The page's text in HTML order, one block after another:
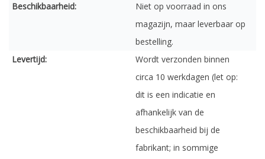
Beschikbaarheid:
Niet op voorraad in ons
magazijn, maar leverbaar op
bestelling.
Levertijd:
Wordt verzonden binnen
circa 10 werkdagen (let op:
dit is een indicatie en
afhankelijk van de
beschikbaarheid bij de
fabrikant; in sommige